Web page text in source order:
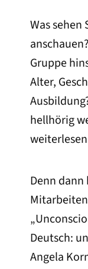
Was sehen
Gruppe
Alter,
hellhörig
Denn
Deutsch:
Angela